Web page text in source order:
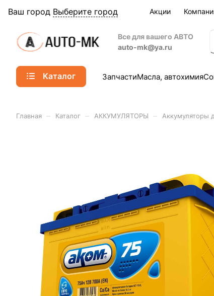
Ваш город Выберите город Акции
Все для вашего АВТО
auto-mk@ya.ru
Каталог ЗапчастиМасла, автохимия
Главная Каталог АККУМУЛЯТОРЫ Аккумуляторы